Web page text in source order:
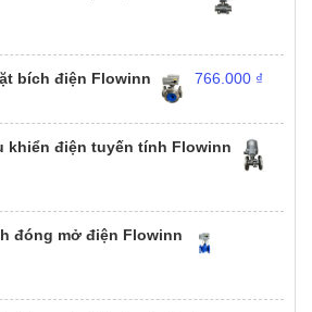
bích điện Flowinn 766.000 ₫
khiển điện tuyến tính Flowinn
đóng mở điện Flowinn